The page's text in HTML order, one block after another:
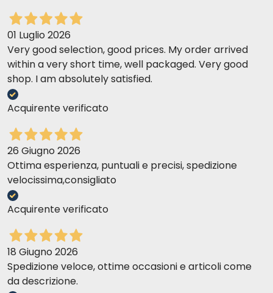
01 Luglio 2026
Very good selection, good prices. My order arrived
within a very short time, well packaged. Very good
shop. I am absolutely satisfied.
Acquirente verificato
26 Giugno 2026
Ottima esperienza, puntuali e precisi, spedizione
velocissima,consigliato
Acquirente verificato
18 Giugno 2026
Spedizione veloce, ottime occasioni e articoli come
da descrizione.